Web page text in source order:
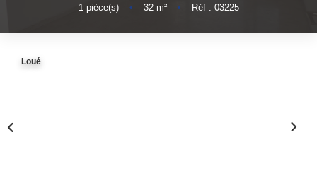
ESTIMER
1 pièce(s) • 32m² • Réf : 03225
Loué